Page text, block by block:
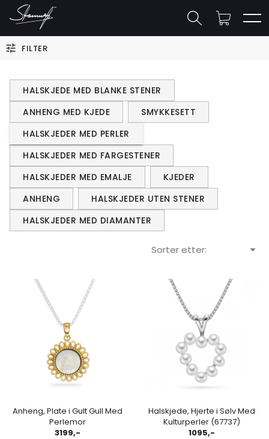
FILTER
HALSKJEDE MED BLANKE STENER
ANHENG MED KJEDE
SMYKKESETT
HALSKJEDER MED PERLER
HALSKJEDER MED FARGESTENER
HALSKJEDER MED EMALJE
KJEDER
ANHENG
HALSKJEDER UTEN STENER
HALSKJEDER MED DIAMANTER
Sorter etter:
Anheng, Plate i Gult Gull Med
Perlemor
3199,-
Halskjede, Hjerte i Sølv Med
Kulturperler (67737)
1095,-